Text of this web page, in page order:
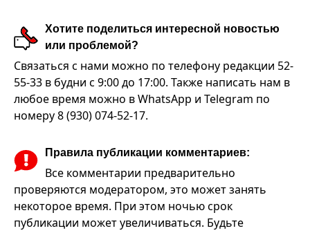
Хотите поделиться интересной новостью
или проблемой?
Связаться с нами можно по телефону редакции 52-
55-33 в будни с 9:00 до 17:00. Также написать нам в
любое время можно в WhatsApp и Telegram по
номеру 8 (930) 074-52-17.
Правила публикации комментариев:
Все комментарии предварительно
проверяются модератором, это может занять
некоторое время. При этом ночью срок
публикации может увеличиваться. Будьте